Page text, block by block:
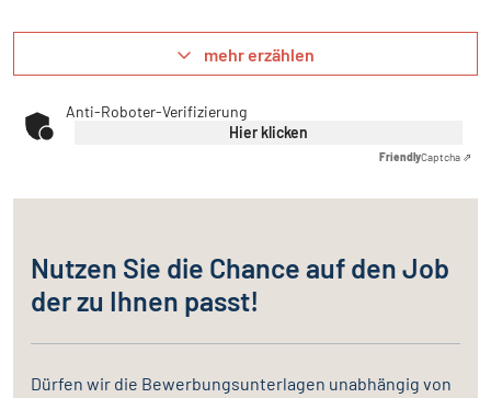
mehr erzählen
Anti-Roboter-Verifizierung
Hier klicken
FriendlyCaptcha ⇗
Nutzen Sie die Chance auf den Job
der zu Ihnen passt!
Dürfen wir die Bewerbungsunterlagen unabhängig von